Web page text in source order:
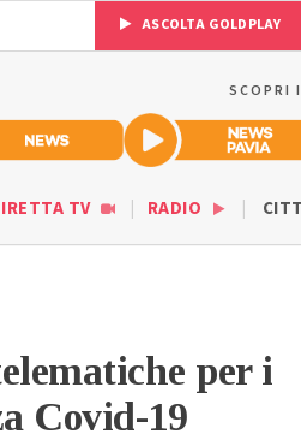
ASCOLTA GOLDPLAY
SCOPRI
TV RADIO
per i
Covid-19